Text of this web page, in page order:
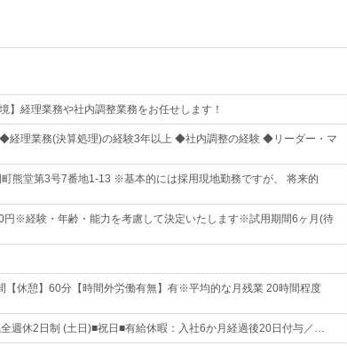
】経理業務や社内調整業務をお任せします！
経理業務(決算処理)の経験3年以上 ◆社内調整の経験 ◆リーダー・マ
熊堂第3号7番地1-13 ※基本的には採用現地勤務ですが、 将来的
円※経験・年齢・能力を考慮して決定いたします※試用期間6ヶ月(待
【休憩】60分【時間外労働有無】有※平均的な月残業 20時間程度
週休2日制 (土日)■祝日■有給休暇：入社6か月経過後20日付与／…